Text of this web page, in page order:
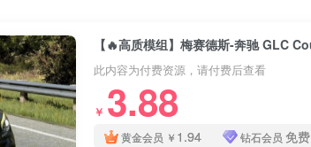
此内容为付费资源，请付费后查看
￥ 3.88
黄金会员 ￥ 1.94 钻石会员 免费